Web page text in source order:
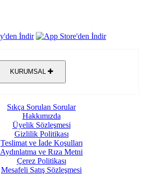
KURUMSAL
Sıkça Sorulan Sorular
Hakkımızda
Üyelik Sözleşmesi
Gizlilik Politikası
Teslimat ve İade Koşulları
Aydınlatma ve Rıza Metni
Çerez Politikası
Mesafeli Satış Sözleşmesi